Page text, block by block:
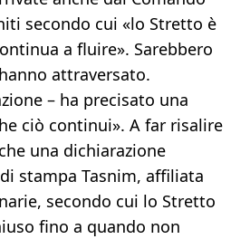
secondo cui «lo Stretto è
a fluire». Sarebbero
attraversato.
– ha precisato una
ciò continui». A far risalire
una dichiarazione
stampa Tasnim, affiliata
secondo cui lo Stretto
fino a quando non